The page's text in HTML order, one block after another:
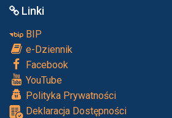
Linki
BIP
e-Dziennik
Facebook
YouTube
Polityka Prywatności
Deklaracja Dostępności